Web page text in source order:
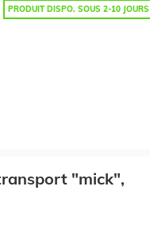
PRODUIT DISPO. SOUS 2-10 JOURS
"mick",